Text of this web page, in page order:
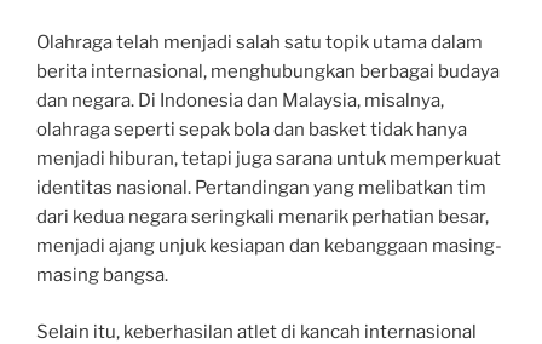
Olahraga telah menjadi salah satu topik utama dalam
berita internasional, menghubungkan berbagai budaya
dan negara. Di Indonesia dan Malaysia, misalnya,
olahraga seperti sepak bola dan basket tidak hanya
menjadi hiburan, tetapi juga sarana untuk memperkuat
identitas nasional. Pertandingan yang melibatkan tim
dari kedua negara seringkali menarik perhatian besar,
menjadi ajang unjuk kesiapan dan kebanggaan masing-
masing bangsa.
Selain itu, keberhasilan atlet di kancah internasional